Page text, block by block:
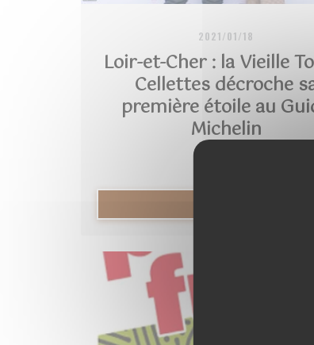
2021/01/18
Loir-et-Cher : la Vieille
Cellettes décroche
première étoile au
Michelin